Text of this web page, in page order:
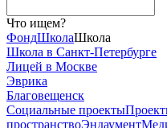
Что ищем?
ФондШколаШкола
Школа в Санкт-Петербурге
Лицей в Москве
Эврика
Благовещенск
Социальные проекты
пространствоЭндаумент